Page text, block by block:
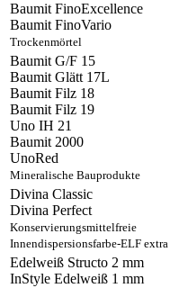
Baumit FinoExcellence
Baumit FinoVario
Trockenmörtel
Baumit G/F 15
Baumit Glätt 17L
Baumit Filz 18
Baumit Filz 19
Uno IH 21
Baumit 2000
UnoRed
Mineralische Bauprodukte
Divina Classic
Divina Perfect
Konservierungsmittelfreie
Innendispersionsfarbe-ELF extra
Edelweiß Structo 2 mm
InStyle Edelweiß 1 mm